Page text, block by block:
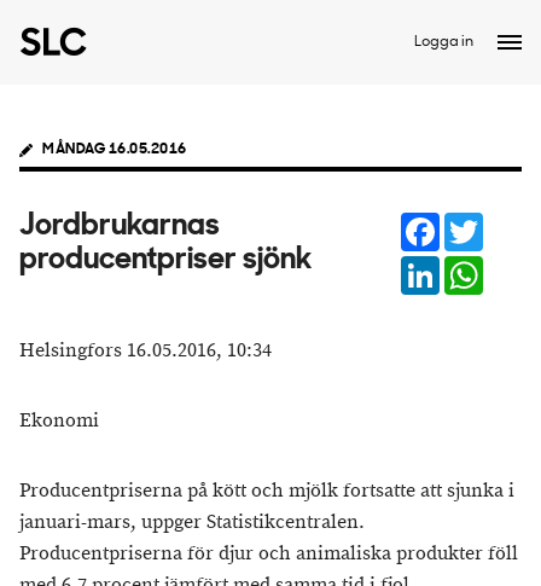
Logga in
MÅNDAG 16.05.2016
Jordbrukarnas
producentpriser sjönk
Facebook
LinkedIn
Helsingfors 16.05.2016, 10:34
Ekonomi
Producentpriserna på kött och mjölk fortsatte att sjunka i
januari-mars, uppger Statistikcentralen.
Producentpriserna för djur och animaliska produkter föll